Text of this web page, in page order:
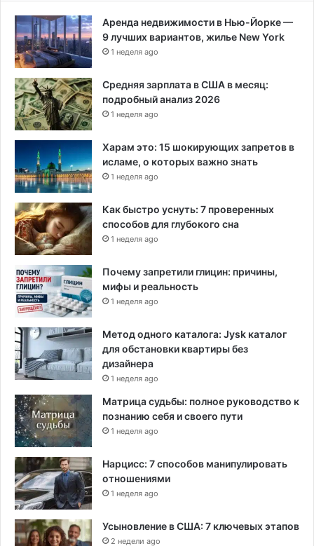
Аренда недвижимости в Нью-Йорке —
9 лучших вариантов, жилье New York
1 неделя ago
Средняя зарплата в США в месяц:
подробный анализ 2026
1 неделя ago
Харам это: 15 шокирующих запретов в
исламе, о которых важно знать
1 неделя ago
Как быстро уснуть: 7 проверенных
способов для глубокого сна
1 неделя ago
Почему запретили глицин: причины,
мифы и реальность
1 неделя ago
Метод одного каталога: Jysk каталог
для обстановки квартиры без
дизайнера
1 неделя ago
Матрица судьбы: полное руководство к
познанию себя и своего пути
1 неделя ago
Нарцисс: 7 способов манипулировать
отношениями
1 неделя ago
Усыновление в США: 7 ключевых этапов
2 недели ago